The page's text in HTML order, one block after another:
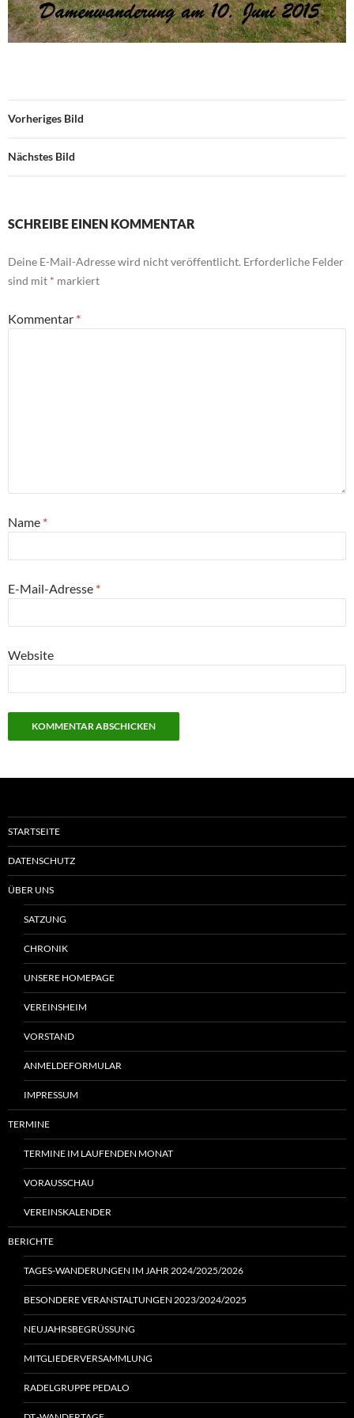
Vorheriges Bild
Nächstes Bild
SCHREIBE EINEN KOMMENTAR
Deine E-Mail-Adresse wird nicht veröffentlicht. Erforderliche Felder
sind mit * markiert
Kommentar *
Name *
E-Mail-Adresse *
Website
STARTSEITE
DATENSCHUTZ
ÜBER UNS
SATZUNG
CHRONIK
UNSERE HOMEPAGE
VEREINSHEIM
VORSTAND
ANMELDEFORMULAR
IMPRESSUM
TERMINE
TERMINE IM LAUFENDEN MONAT
VORAUSSCHAU
VEREINSKALENDER
BERICHTE
TAGES-WANDERUNGEN IM JAHR 2024/2025/2026
BESONDERE VERANSTALTUNGEN 2023/2024/2025
NEUJAHRSBEGRÜSSUNG
MITGLIEDERVERSAMMLUNG
RADELGRUPPE PEDALO